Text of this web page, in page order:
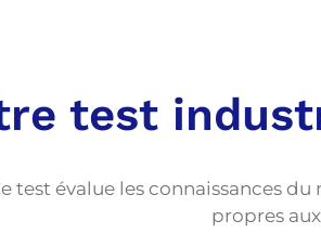
test
test évalue les connaissances
propres